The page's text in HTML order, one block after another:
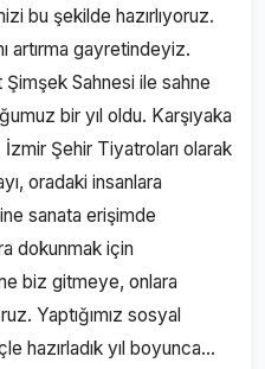
bu şekilde hazırlıyoruz.
artırma gayretindeyiz.
Sahnesi ile sahne
bir yıl oldu. Karşıyaka
İzmir Şehir Tiyatroları olarak
oradaki insanlara
sanata erişimde
dokunmak için
biz gitmeye, onlara
Yaptığımız sosyal
hazırladık yıl boyunca…